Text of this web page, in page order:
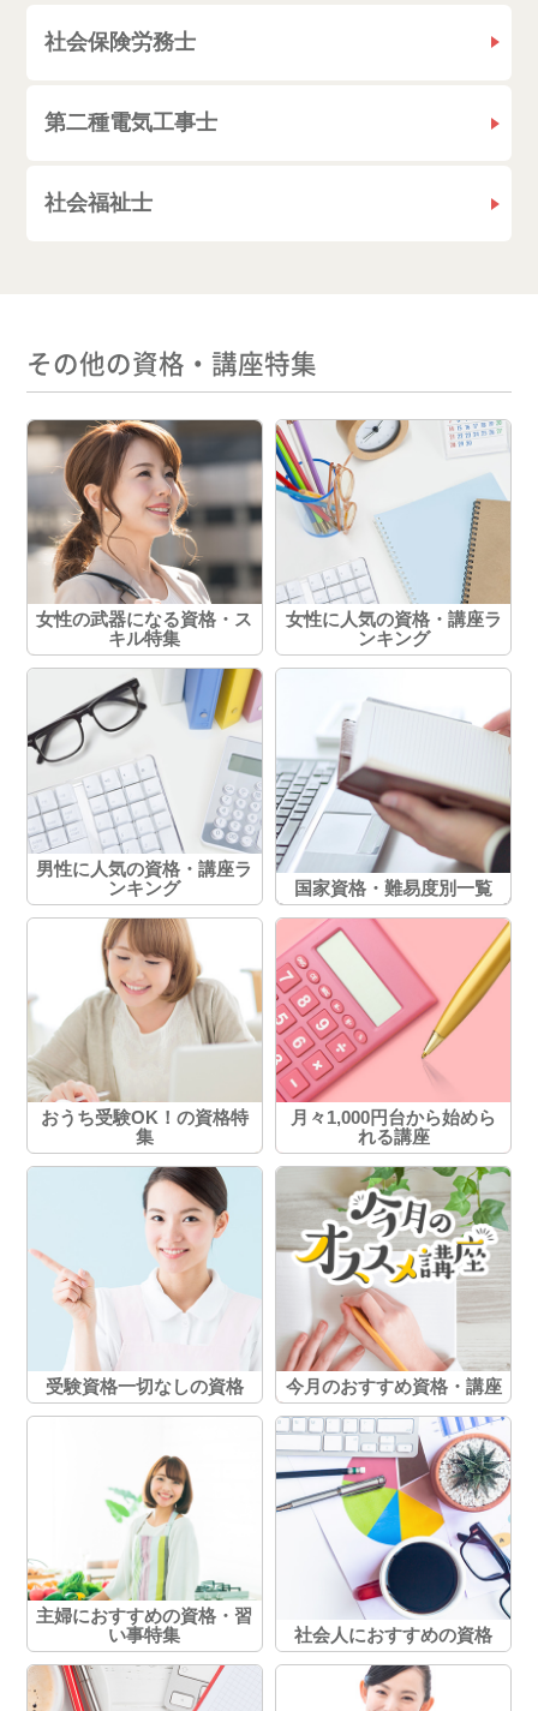
社会保険労務士
第二種電気工事士
社会福祉士
その他の資格・講座特集
女性の武器になる資格・ス
キル特集
女性に人気の資格・講座ラ
ンキング
男性に人気の資格・講座ラ
ンキング
国家資格・難易度別一覧
おうち受験OK！の資格特
集
月々1,000円台から始めら
れる講座
受験資格一切なしの資格 今月のおすすめ資格・講座
主婦におすすめの資格・習
い事特集
社会人におすすめの資格